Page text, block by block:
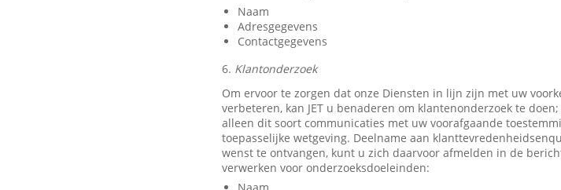
Naam
Adresgegevens
Contactgegevens
6. Klantonderzoek
Om ervoor te zorgen dat onze Diensten in lijn zijn met uw
verbeteren, kan JET u benaderen om klantenonderzoek te
alleen dit soort communicaties met uw voorafgaande
toepasselijke wetgeving. Deelname aan
wenst te ontvangen, kunt u zich daarvoor afmelden in de
verwerken voor onderzoeksdoeleinden: